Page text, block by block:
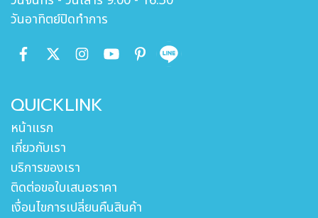
วันอาทิตย์ปิดทำการ
QUICKLINK
หน้าแรก
เกี่ยวกับเรา
บริการของเรา
ติดต่อขอใบเสนอราคา
เงื่อนไขการเปลี่ยนคืนสินค้า